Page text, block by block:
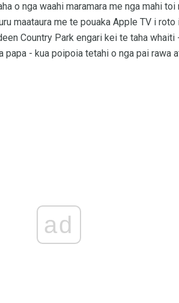
o nga waahi maramara me nga mahi
maataura me te pouaka Apple TV i
Country Park engari kei te taha
papa - kua poipoia tetahi o nga pai rawa
ad